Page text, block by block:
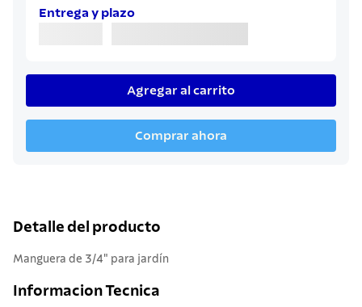
Entrega y plazo
Agregar al carrito
Comprar ahora
Detalle del producto
Manguera de 3/4" para jardín
Informacion Tecnica
solar